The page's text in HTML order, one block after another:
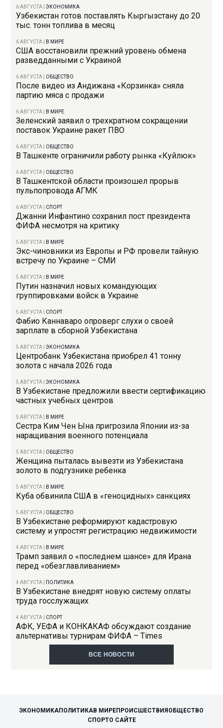
6 АВГУСТА |ЭКОНОМИКА
Узбекистан готов поставлять Кыргызстану до 20
тыс. тонн топлива в месяц
6 АВГУСТА В МИРЕ
США восстановили прежний уровень обмена
разведданными с Украиной
6 АВГУСТА ОБЩЕСТВО
После видео из Андижана «Корзинка» сняла
партию мяса с продажи
6 АВГУСТА В МИРЕ
Зеленский заявил о трехкратном сокращении
поставок Украине ракет ПВО
6 АВГУСТА ОБЩЕСТВО
В Ташкенте ограничили работу рынка «Куйлюк»
6 АВГУСТА ОБЩЕСТВО
В Ташкентской области произошел прорыв
пульпопровода АГМК
6 АВГУСТА СПОРТ
Джанни Инфантино сохранил пост президента
ФИФА несмотря на критику
5 АВГУСТА В МИРЕ
Экс-чиновники из Европы и РФ провели тайную
встречу по Украине – СМИ
5 АВГУСТА В МИРЕ
Путин назначил новых командующих
группировками войск в Украине
5 АВГУСТА СПОРТ
Фабио Каннаваро опроверг слухи о своей
зарплате в сборной Узбекистана
5 АВГУСТА |ЭКОНОМИКА
Центробанк Узбекистана приобрел 41 тонну
золота с начала 2026 года
5 АВГУСТА |ЭКОНОМИКА
В Узбекистане предложили ввести сертификацию
частных учебных центров
5 АВГУСТА В МИРЕ
Сестра Ким Чен Ына пригрозила Японии из-за
наращивания военного потенциала
5 АВГУСТА ОБЩЕСТВО
Женщина пыталась вывезти из Узбекистана
золото в подгузнике ребенка
5 АВГУСТА В МИРЕ
Куба обвинила США в «геноцидных» санкциях
5 АВГУСТА ОБЩЕСТВО
В Узбекистане реформируют кадастровую
систему и упростят регистрацию недвижимости
4 АВГУСТА В МИРЕ
Трамп заявил о «последнем шансе» для Ирана
перед «обезглавливанием»
4 АВГУСТА ПОЛИТИКА
В Узбекистане внедрят новую систему оплаты
труда госслужащих
4 АВГУСТА СПОРТ
АФК, УЕФА и КОНКАКАФ обсуждают создание
альтернативы турнирам ФИФА – Times
ВСЕ НОВОСТИ
ЭКОНОМИКАПОЛИТИКАВ МИРЕПРОИСШЕСТВИЯ ОБЩЕСТВО
СПОРТО САЙТЕ